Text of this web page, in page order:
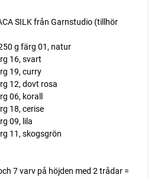
SILK från Garnstudio (tillhör
g färg 01, natur
16, svart
19, curry
12, dovt rosa
06, korall
18, cerise
09, lila
11, skogsgrön
7 varv på höjden med 2 trådar =